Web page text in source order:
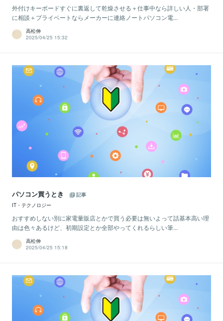
外付けキーボードすぐに裏返して乾燥させる＋仕事中なら詳しい人・部署
に相談＋プライベートならメーカーに連絡ノートパソコン電...
高松伸
2025/04/25 15:32
パソコン買うとき
記事
IT・テクノロジー
おすすめしない別に家電量販店とかで買う必要は無いよって話基本高い理
由は色々あるけど、初期設定とか全部やってくれるらしい筆...
高松伸
2025/04/25 15:18